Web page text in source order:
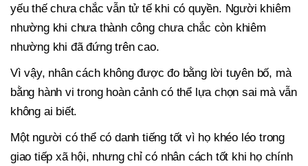
yếu thế chưa chắc vẫn tử tế khi có quyền. Người khiêm
nhường khi chưa thành công chưa chắc còn khiêm
nhường khi đã đứng trên cao.
Vì vậy, nhân cách không được đo bằng lời tuyên bố, mà
bằng hành vi trong hoàn cảnh có thể lựa chọn sai mà vẫn
không ai biết.
Một người có thể có danh tiếng tốt vì họ khéo léo trong
giao tiếp xã hội, nhưng chỉ có nhân cách tốt khi họ chính